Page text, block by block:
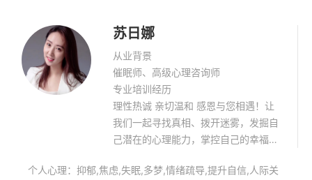
苏日娜
从业背景
催眠师、高级心理咨询师
专业培训经历
理性热诚 亲切温和 感恩与您相遇！让
我们一起寻找真相、拨开迷雾，发掘自
己潜在的心理能力，掌控自己的幸福人
个人心理：抑郁,焦虑,失眠,多梦,情绪疏导,提升自信,人际关